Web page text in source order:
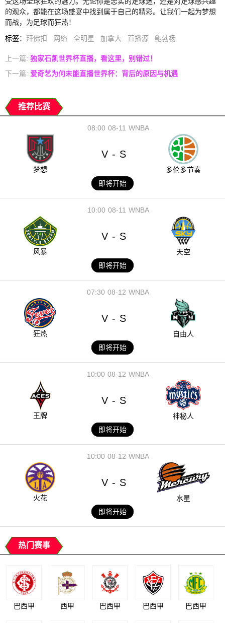
的观众，都能在这场盛宴中找到属于自己的精彩。让我们一起为梦想
而战，为足球而狂热！
标签： 拜佛扣 网络 全明星 加拿大 直播源 鲍勃杨
上一篇: 独家石凯世界杯直播，看这里，别错过！
下一篇: 爱奇艺为何未能直播世界杯：背后的原因与机遇
推荐比赛
08-11
08:00 WNBA
梦想
V - S
多伦多节奏
即将开始
08-11
10:00 WNBA
风暴
V - S
天空
即将开始
08-12
07:30 WNBA
狂热
V - S
自由人
即将开始
08-12
10:00 WNBA
王牌
V - S
神秘人
即将开始
08-12
10:00 WNBA
火花
V - S
水星
即将开始
热门赛事
巴西甲 西甲 巴西甲 巴西甲 巴西甲